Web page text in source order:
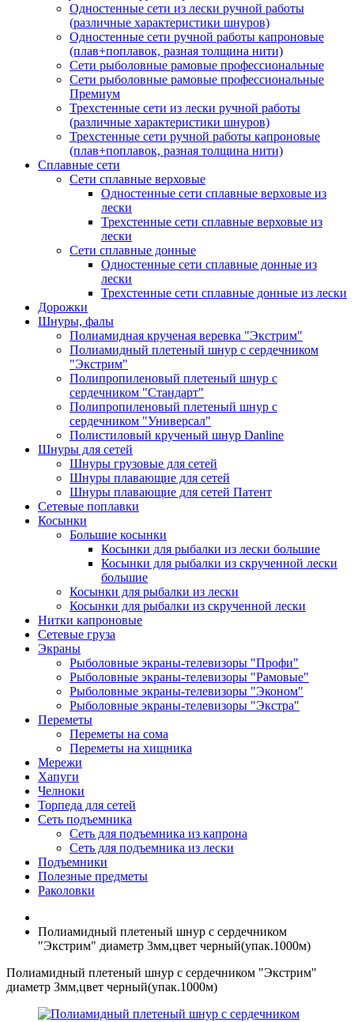
Одностенные сети из лески ручной работы
(различные характеристики шнуров)
Одностенные сети ручной работы капроновые
(плав+поплавок, разная толщина нити)
Сети рыболовные рамовые профессиональные
Сети рыболовные рамовые профессиональные
Премиум
Трехстенные сети из лески ручной работы
(различные характеристики шнуров)
Трехстенные сети ручной работы капроновые
(плав+поплавок, разная толщина нити)
Сплавные сети
Сети сплавные верховые
Одностенные сети сплавные верховые из
лески
Трехстенные сети сплавные верховые из
лески
Сети сплавные донные
Одностенные сети сплавные донные из
лески
Трехстенные сети сплавные донные из лески
Дорожки
Шнуры, фалы
Полиамидная крученая веревка "Экстрим"
Полиамидный плетеный шнур с сердечником
"Экстрим"
Полипропиленовый плетеный шнур с
сердечником "Стандарт"
Полипропиленовый плетеный шнур с
сердечником "Универсал"
Полистиловый крученый шнур Danline
Шнуры для сетей
Шнуры грузовые для сетей
Шнуры плавающие для сетей
Шнуры плавающие для сетей Патент
Сетевые поплавки
Косынки
Большие косынки
Косынки для рыбалки из лески большие
Косынки для рыбалки из скрученной лески
большие
Косынки для рыбалки из лески
Косынки для рыбалки из скрученной лески
Нитки капроновые
Сетевые груза
Экраны
Рыболовные экраны-телевизоры "Профи"
Рыболовные экраны-телевизоры "Рамовые"
Рыболовные экраны-телевизоры "Эконом"
Рыболовные экраны-телевизоры "Экстра"
Переметы
Переметы на сома
Переметы на хищника
Мережи
Хапуги
Челноки
Торпеда для сетей
Сеть подъемника
Сеть для подъемника из капрона
Сеть для подъемника из лески
Подъемники
Полезные предметы
Раколовки
Полиамидный плетеный шнур с сердечником
"Экстрим" диаметр 3мм,цвет черный(упак.1000м)
Полиамидный плетеный шнур с сердечником "Экстрим"
диаметр 3мм,цвет черный(упак.1000м)